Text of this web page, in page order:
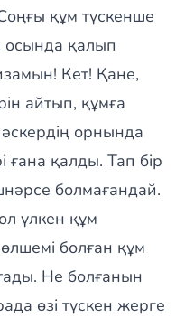
құм түскенше
осында қалып
Кет! Қане,
айтып, құмға
орнында
ғана қалды. Тап бір
болмағандай.
үлкен құм
болған құм
Не болғанын
өзі түскен жерге